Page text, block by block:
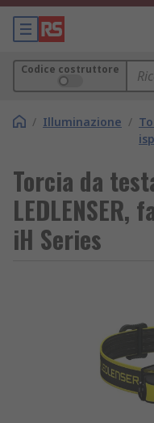
Codice costruttore
/ Illuminazione /
Torcia da
iH Series